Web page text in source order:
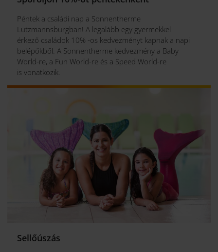
Pflichten nachzulesen.
Péntek a családi nap a Sonnentherme
Lutzmannsburgban! A legalább egy gyermekkel
érkező családok 10% -os kedvezményt kapnak a napi
belépőkből. A Sonnentherme kedvezmény a Baby
World-re, a Fun World-re és a Speed World-re
is vonatkozik.
Sellőúszás